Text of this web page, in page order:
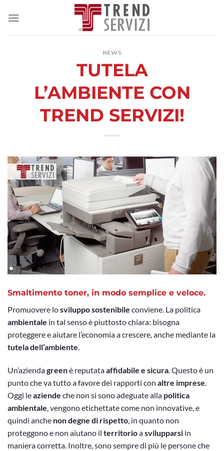
NEWS
TUTELA
L’AMBIENTE CON
TREND SERVIZI!
Smaltimento toner, in modo semplice e veloce.
Promuovere losviluppo sostenibile conviene. La politica
ambientale in tal senso è piuttosto chiara: bisogna
proteggere e aiutare l’economia a crescere, anche mediante la
tutela dell’ambiente.
Un’aziendagreenè reputataaffidabile e sicura. Questo è un
punto che va tutto a favore dei rapporti con altre imprese.
Oggi leaziende che non si sono adeguate alla politica
ambientale, vengono etichettate come non innovative, e
quindi anche non degne di rispetto, in quanto non
proteggono e non aiutano il territorioasvilupparsi in
maniera corretta. Inoltre, sono sempre di più le persone che